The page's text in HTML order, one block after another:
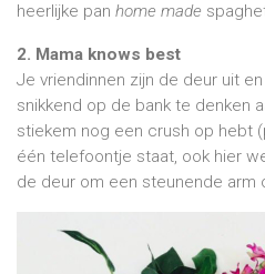
heerlijke pan home made
2. Mama knows best
Je vriendinnen zijn de deur uit
snikkend op de bank te denken
stiekem nog een crush op hebt
één telefoontje staat, ook hier
de deur om een steunende arm